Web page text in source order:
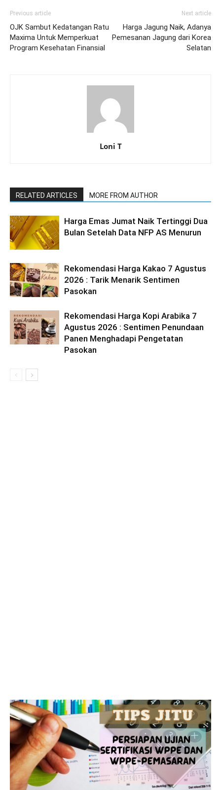
Previous article
OJK Sambut Kedatangan Ratu
Maxima Untuk Memperkuat
Program Kesehatan Finansial
Next article
Harga Jagung Naik, Adanya
Pemesanan Jagung dari Korea
Selatan
Loni T
RELATED ARTICLES MORE FROM AUTHOR
Harga Emas Jumat Naik Tertinggi Dua
Bulan Setelah Data NFP AS Menurun
Rekomendasi Harga Kakao 7 Agustus
2026 : Tarik Menarik Sentimen
Pasokan
Rekomendasi Harga Kopi Arabika 7
Agustus 2026 : Sentimen Penundaan
Panen Menghadapi Pengetatan
Pasokan